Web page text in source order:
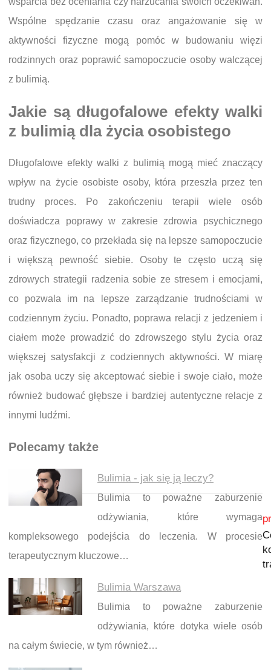
Wspólne spędzanie czasu oraz angażowanie się w
aktywności fizyczne mogą pomóc w budowaniu więzi
rodzinnych oraz poprawić samopoczucie osoby walczącej
z bulimią.
Jakie są długofalowe efekty walki
z bulimią dla życia osobistego
Długofalowe efekty walki z bulimią mogą mieć znaczący
wpływ na życie osobiste osoby, która przeszła przez ten
trudny proces. Po zakończeniu terapii wiele osób
doświadcza poprawy w zakresie zdrowia psychicznego
oraz fizycznego, co przekłada się na lepsze samopoczucie
i większą pewność siebie. Osoby te często uczą się
zdrowych strategii radzenia sobie ze stresem i emocjami,
co pozwala im na lepsze zarządzanie trudnościami w
codziennym życiu. Ponadto, poprawa relacji z jedzeniem i
ciałem może prowadzić do zdrowszego stylu życia oraz
większej satysfakcji z codziennych aktywności. W miarę
jak osoba uczy się akceptować siebie i swoje ciało, może
również budować głębsze i bardziej autentyczne relacje z
innymi ludźmi.
Polecamy także
Bulimia - jak się ją leczy?
Bulimia to poważne zaburzenie
odżywiania, które wymaga
kompleksowego podejścia do leczenia. W procesie
terapeutycznym kluczowe…
Bulimia Warszawa
Bulimia to poważne zaburzenie
odżywiania, które dotyka wiele osób
na całym świecie, w tym również…
Nawigacja wpisu